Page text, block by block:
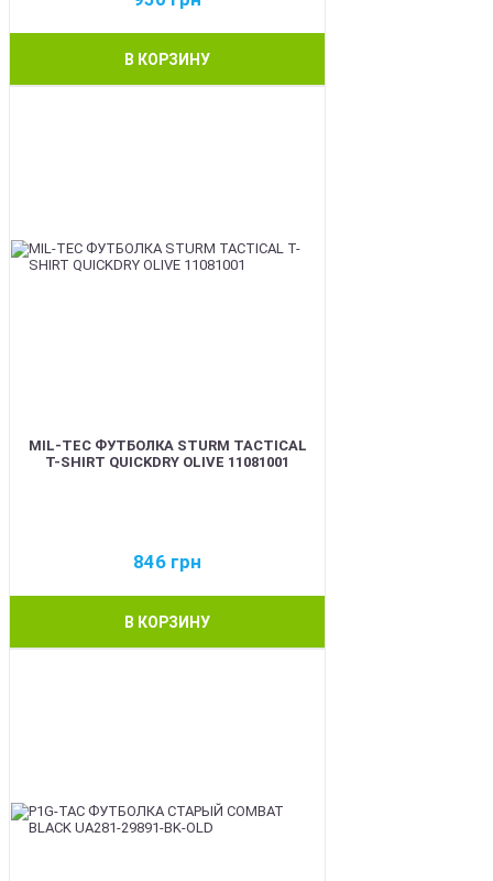
В КОРЗИНУ
MIL-TEC ФУТБОЛКА STURM TACTICAL
T-SHIRT QUICKDRY OLIVE 11081001
846 грн
В КОРЗИНУ